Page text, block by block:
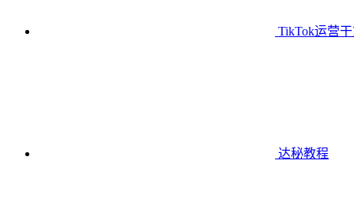
TikTok运营
达秘教程